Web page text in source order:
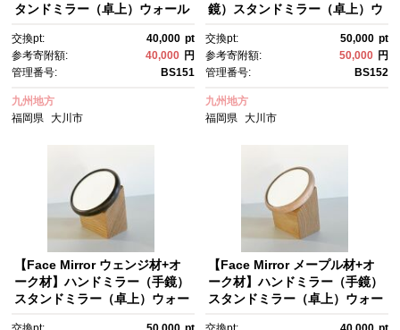
タンドミラー（卓上）ウォール
ー＞ プレゼント 父の日 母の
日 入学 卒業 就職 MUFactory
交換pt: 40,000 pt
参考寄附額:
40,000 円
管理番号:
BS151
九州地方
福岡県
大川市
鏡）スタンドミラー（卓上）ウ
スミラー＞ プレゼント 父の
日 母の日 入学 卒業 就職 MUF
actory
交換pt: 50,000 pt
参考寄附額:
50,000 円
管理番号:
BS152
九州地方
福岡県 大川市
【Face Mirror ウェンジ材+オ
ーク材】ハンドミラー（手鏡）
スタンドミラー（卓上）ウォー
【Face Mirror メープル材+オ
ーク材】ハンドミラー（手鏡）
スタンドミラー（卓上）ウォー